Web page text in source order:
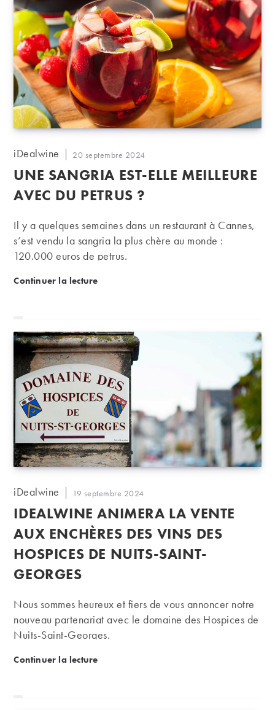
Auteur/autrice
la
publication :
iDealwine
Publication
publiée :
20 septembre 2024
UNE SANGRIA EST-ELLE MEILLEURE
AVEC DU PETRUS ?
Il y a quelques semaines dans un restaurant à Cannes,
s’est vendu la sangria la plus chère au monde :
120.000 euros de petrus.
Continuer la lectureUne sangria est-elle meilleure avec du Petrus ?
Auteur/autrice
publication :
iDealwine
Publication
publiée :
19 septembre 2024
IDEALWINE ANIMERA LA VENTE
AUX ENCHÈRES DES VINS DES
HOSPICES DE NUITS-SAINT-
GEORGES
Nous sommes heureux et fiers de vous annoncer notre
nouveau partenariat avec le domaine des Hospices de
Nuits-Saint-Georges.
Continuer la lectureiDealwine animera la vente aux enchères des vins